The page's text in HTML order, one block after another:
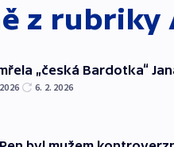
z rubriky
„česká Bardotka“
6. 2. 2026